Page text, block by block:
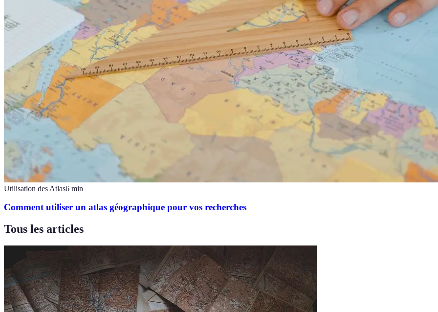
Utilisation des Atlas6 min
Comment utiliser un atlas géographique pour vos recherches
Tous les articles